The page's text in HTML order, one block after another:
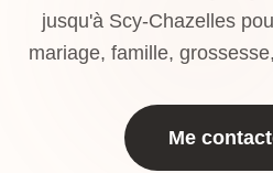
jusqu'à Scy-Chazelles
mariage, famille,
Me